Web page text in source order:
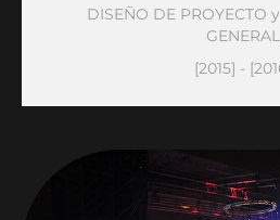
DISEÑO DE PROYECTO
GENERAL
[2015] -